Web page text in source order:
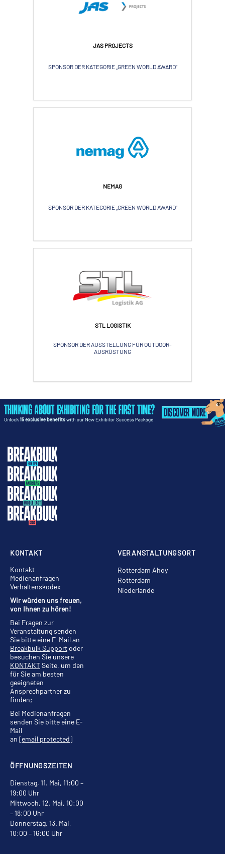
JAS PROJECTS
SPONSOR DER KATEGORIE „GREEN WORLD AWARD“
NEMAG
SPONSOR DER KATEGORIE „GREEN WORLD AWARD“
STL LOGISTIK
SPONSOR DER AUSSTELLUNG FÜR OUTDOOR-
AUSRÜSTUNG
VERANSTALTUNGSORT
Rotterdam Ahoy
Rotterdam
Niederlande
ÖFFNUNGSZEITEN
Dienstag, 11. Mai, 11:00 –
19:00 Uhr
Mittwoch, 12. Mai, 10:00
– 18:00 Uhr
Donnerstag, 13. Mai,
10:00 – 16:00 Uhr
KONTAKT
Kontakt
Medienanfragen
Verhaltenskodex
Wir würden uns freuen,
von Ihnen zu hören!
Bei Fragen zur
Veranstaltung senden
Sie bitte eine E-Mail an
Breakbulk Supportoder
besuchen Sie unsere
KONTAKTSeite, um den
für Sie am besten
geeigneten
Ansprechpartner zu
finden;
Bei Medienanfragen
senden Sie bitte eine E-
Mail
an [email protected]